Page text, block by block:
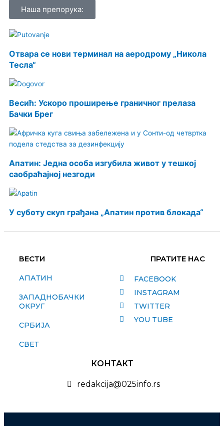
Наша препорука:
Отвара се нови терминал на аеродрому „Никола
Тесла“
Весић: Ускоро проширење граничног прелаза
Бачки Брег
Апатин: Једна особа изгубила живот у тешкој
саобраћајној незгоди
У суботу скуп грађана „Апатин против блокада“
ВЕСТИ
АПАТИН
ЗАПАДНОБАЧКИ
ОКРУГ
СРБИЈА
СВЕТ
ПРАТИТЕ НАС
FACEBOOK
INSTAGRAM
TWITTER
YOU TUBE
КОНТАКТ
redakcija@025info.rs